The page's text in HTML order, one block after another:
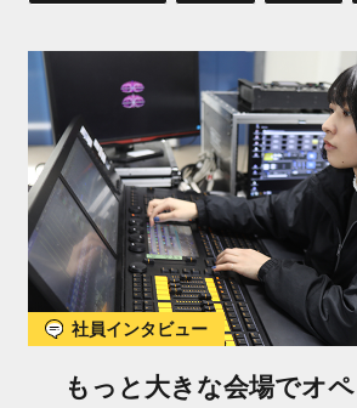
社員インタビュー
もっと大きな会場でオ